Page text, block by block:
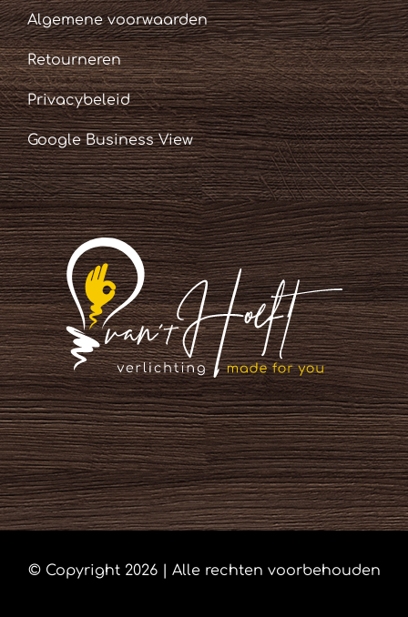
Algemene voorwaarden
Retourneren
Privacybeleid
Google Business View
© Copyright 2026 | Alle rechten voorbehouden